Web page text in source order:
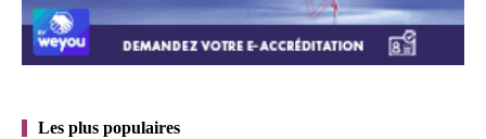
Les plus populaires